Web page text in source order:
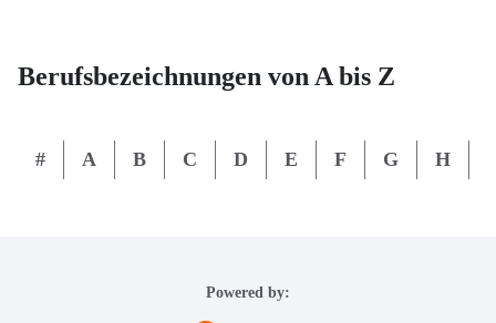
Berufsbezeichnungen von A bis Z
# A B C D E F G H
Powered by: